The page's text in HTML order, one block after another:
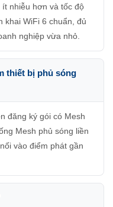
nhiễu hơn và tốc độ
khai WiFi 6 chuẩn, đủ
nghiệp vừa nhỏ.
thiết bị phủ sóng
đăng ký gói có Mesh
Mesh phủ sóng liền
vào điểm phát gần